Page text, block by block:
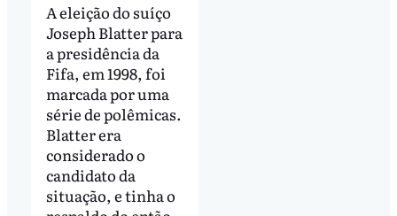
A eleição do suíço
Joseph Blatter para
a presidência da
Fifa, em 1998, foi
marcada por uma
série de polêmicas.
Blatter era
considerado o
candidato da
situação, e tinha o